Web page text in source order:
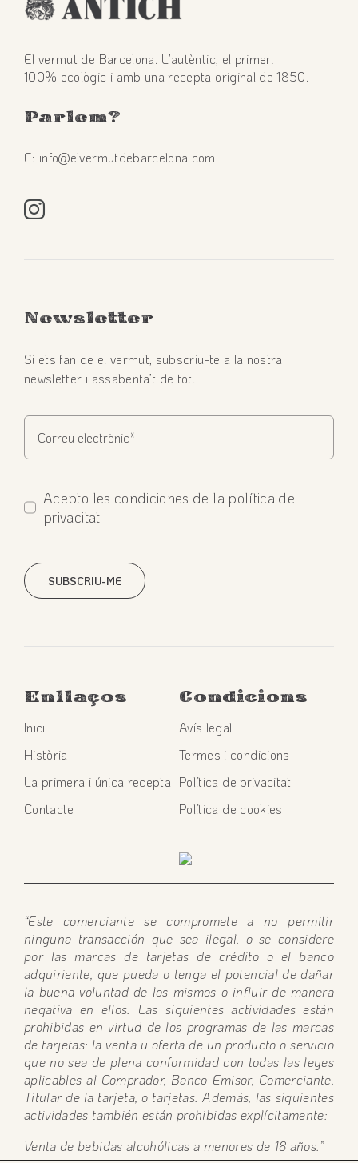
El vermut de Barcelona. L’autèntic, el primer.
100% ecològic i amb una recepta original de 1850.
Parlem?
E: info@elvermutdebarcelona.com
Enllaços
Inici
Història
La primera i única recepta
Contacte
Condicions
Avís legal
Termes i condicions
Política de privacitat
Política de cookies
Newsletter
Si ets fan de el vermut, subscriu-te a la nostra
newsletter i assabenta’t de tot.
Acepto les condiciones de la política de
privacitat
SUBSCRIU-ME
“Este comerciante se compromete a no permitir
ninguna transacción que sea ilegal, o se considere
por las marcas de tarjetas de crédito o el banco
adquiriente, que pueda o tenga el potencial de dañar
la buena voluntad de los mismos o influir de manera
negativa en ellos. Las siguientes actividades están
prohibidas en virtud de los programas de las marcas
de tarjetas: la venta u oferta de un producto o servicio
que no sea de plena conformidad con todas las leyes
aplicables al Comprador, Banco Emisor, Comerciante,
Titular de la tarjeta, o tarjetas. Además, las siguientes
actividades también están prohibidas explícitamente:
Venta de bebidas alcohólicas a menores de 18 años.”